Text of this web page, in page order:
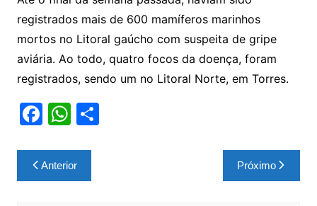
registrados mais de 600 mamíferos marinhos
mortos no Litoral gaúcho com suspeita de gripe
aviária. Ao todo, quatro focos da doença, foram
registrados, sendo um no Litoral Norte, em Torres.
F
c
e
W
at
s
S
Navegação
de
Anterior Próximo